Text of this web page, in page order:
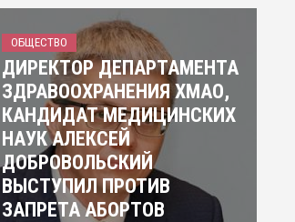
ОБЩЕСТВО
ДИРЕКТОР ДЕПАРТАМЕНТА
ЗДРАВООХРАНЕНИЯ ХМАО,
КАНДИДАТ МЕДИЦИНСКИХ
НАУК АЛЕКСЕЙ
ДОБРОВОЛЬСКИЙ
ВЫСТУПИЛ ПРОТИВ
ЗАПРЕТА АБОРТОВ